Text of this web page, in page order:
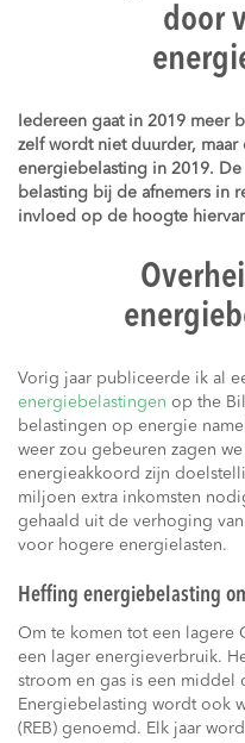
door
Iedereen gaat in 2019 meer
zelf wordt niet duurder,
energiebelasting in 2019.
belasting bij de afnemers in
invloed op de hoogte
Vorig jaar publiceerde ik al
energiebelastingen op the
belastingen op energie
weer zou gebeuren zagen
energieakkoord zijn
miljoen extra inkomsten
gehaald uit de verhoging
voor hogere energielasten.
Heffing energiebelasting
Om te komen tot een lagere
een lager energieverbruik.
stroom en gas is een middel
Energiebelasting wordt ook
(REB) genoemd. Elk jaar